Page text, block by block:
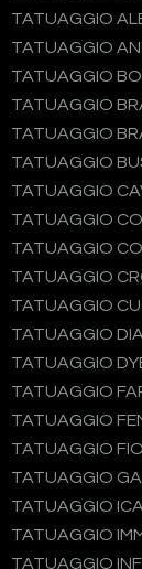
TATUAGGIO
TATUAGGIO
TATUAGGIO
TATUAGGIO
TATUAGGIO
TATUAGGIO
TATUAGGIO
TATUAGGIO
TATUAGGIO
TATUAGGIO
TATUAGGIO
TATUAGGIO
TATUAGGIO
TATUAGGIO
TATUAGGIO
TATUAGGIO
TATUAGGIO
TATUAGGIO
TATUAGGIO
TATUAGGIO